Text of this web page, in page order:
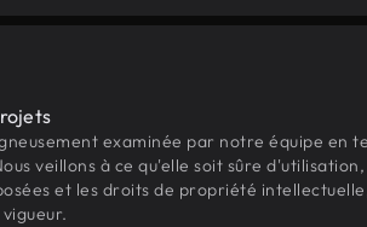
examinée par notre équipe en
veillons à ce qu'elle soit sûre
et les droits de propriété